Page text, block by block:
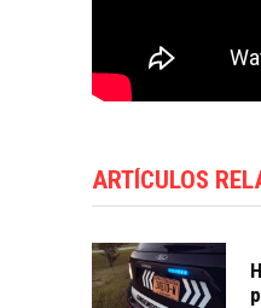
ARTÍCULOS